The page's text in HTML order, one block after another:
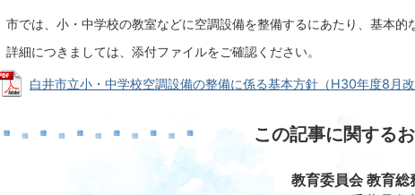
市では、小・中学校の教室などに空調設備を整備するにあたり、基本的
詳細につきましては、添付ファイルをご確認ください。
白井市立小・中学校空調設備の整備に係る基本方針（H30年度8月
この記事に関する
教育委員会 教育総